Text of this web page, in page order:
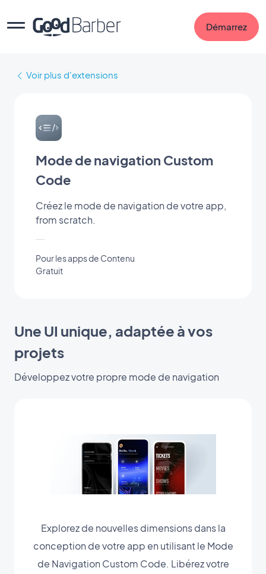
Démarrez
Voir plus d'extensions
Mode de navigation Custom
Code
Créez le mode de navigation de votre app,
from scratch.
Pour les apps de Contenu
Gratuit
Une UI unique, adaptée à vos
projets
Développez votre propre mode de navigation
Explorez de nouvelles dimensions dans la
conception de votre app en utilisant le Mode
de Navigation Custom Code. Libérez votre